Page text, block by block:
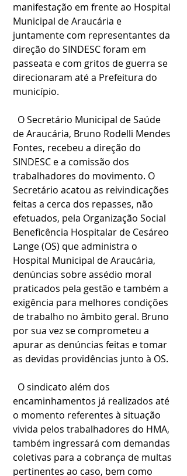
manifestação em frente ao Hospital
Municipal de Araucária e
juntamente com representantes da
direção do SINDESC foram em
passeata e com gritos de guerra se
direcionaram até a Prefeitura do
município.
de Araucária, Bruno Rodelli Mendes
Fontes, recebeu a direção do
SINDESC e a comissão dos
trabalhadores do movimento. O
Secretário acatou as reivindicações
feitas a cerca dos repasses, não
efetuados, pela Organização Social
Beneficência Hospitalar de Cesáreo
Lange (OS) que administra o
Hospital Municipal de Araucária,
denúncias sobre assédio moral
praticados pela gestão e também a
exigência para melhores condições
de trabalho no âmbito geral. Bruno
por sua vez se comprometeu a
apurar as denúncias feitas e tomar
as devidas providências junto à OS.
encaminhamentos já realizados até
o momento referentes à situação
vivida pelos trabalhadores do HMA,
também ingressará com demandas
coletivas para a cobrança de multas
pertinentes ao caso, bem como